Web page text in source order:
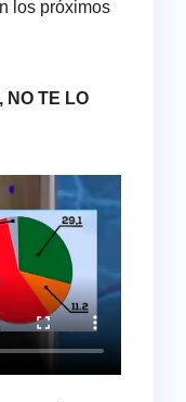
los próximos
NO TE LO